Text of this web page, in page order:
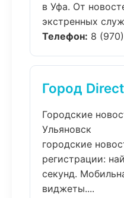
в Уфа. От
экстренных
Телефон: 8
Город
Городские
Ульяновск
городские
регистрации:
секунд.
виджеты....